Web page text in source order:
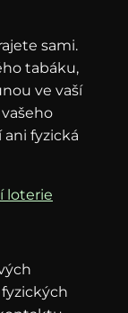
sami.
tabáku,
ve vaší
fyzická